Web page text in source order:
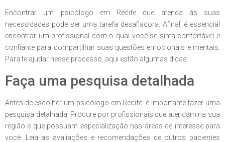
Encontrar um psicólogo em Recife que atenda às suas
necessidades pode ser uma tarefa desafiadora. Afinal, é essencial
encontrar um profissional com o qual você se sinta confortável e
confiante para compartilhar suas questões emocionais e mentais.
Para te ajudar nesse processo, aqui estão algumas dicas:
Faça uma pesquisa detalhada
Antes de escolher um psicólogo em Recife, é importante fazer uma
pesquisa detalhada. Procure por profissionais que atendam na sua
região e que possuam especialização nas áreas de interesse para
você. Leia as avaliações e recomendações de outros pacientes